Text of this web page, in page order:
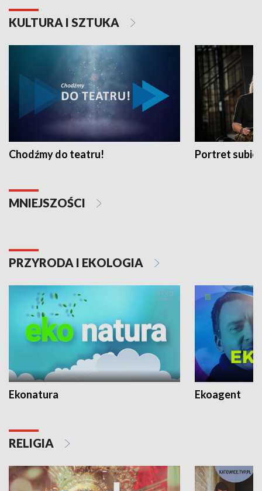
KULTURA I SZTUKA
Chodźmy do teatru! Portret
MNIEJSZOŚCI
PRZYRODA I EKOLOGIA
Ekonatura Ekoagent
RELIGIA